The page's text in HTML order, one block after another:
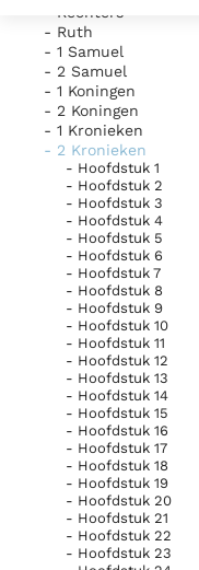
Lezen
Documenten
Bijbel
Thema’s
Berichten
Denzinger
Nieuwste Documenten
5. Het gebed van de
In Christus wordt
Leer de kostbare
herkennen
Gods Koninkrijk
De mystiek. De
heiligheid
Berichten
Het Vaticaan
van het Romeins
Vaticaanse
Paus spreekt het
- Rechters
- Ruth
- 1 Samuel
- 2 Samuel
- 1 Koningen
- 2 Koningen
- 1 Kronieken
- 2 Kronieken
- Hoofdstuk 1
- Hoofdstuk 2
- Hoofdstuk 3
- Hoofdstuk 4
- Hoofdstuk 5
- Hoofdstuk 6
- Hoofdstuk 7
- Hoofdstuk 8
- Hoofdstuk 9
- Hoofdstuk 10
- Hoofdstuk 11
- Hoofdstuk 12
- Hoofdstuk 13
- Hoofdstuk 14
- Hoofdstuk 15
- Hoofdstuk 16
- Hoofdstuk 17
- Hoofdstuk 18
- Hoofdstuk 19
- Hoofdstuk 20
- Hoofdstuk 21
- Hoofdstuk 22
- Hoofdstuk 23
- Hoofdstuk 36
De
van Josia, tot
van zijn vader.
Joachaz was
werd, en hij
Jeruzalem.
De koning van
van Jeruzalem
op van honderd
goud.
De koning van
Joachaz,
Jeruzalem, en
Joachaz, diens
weggevoerd naar